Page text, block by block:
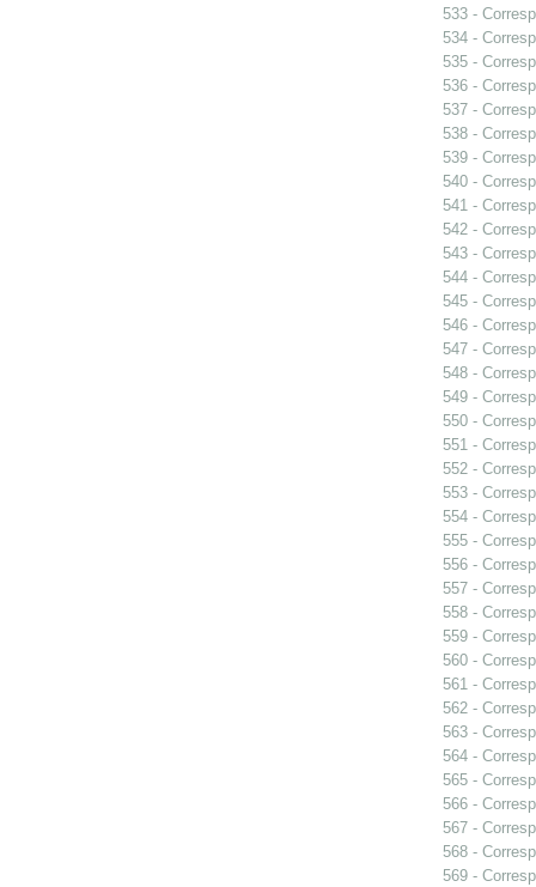
533 -
534 -
535 -
536 -
537 -
538 -
539 -
540 -
541 -
542 -
543 -
544 -
545 -
546 -
547 -
548 -
549 -
550 -
551 -
552 -
553 -
554 -
555 -
556 -
557 -
558 -
559 -
560 -
561 -
562 -
563 -
564 -
565 -
566 -
567 -
568 -
569 -